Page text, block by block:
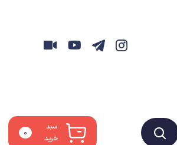
سبد
خرید
۰